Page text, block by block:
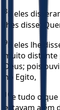
8
E eles
lhes disse:
9
E eles lhe
muito distante
Deus; pois
no Egito,
10 e tudo o
estavam além